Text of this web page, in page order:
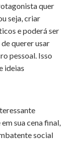
quer
seja, criar
e poderá ser
querer usar
pessoal. Isso
ideias
sua cena final,
social